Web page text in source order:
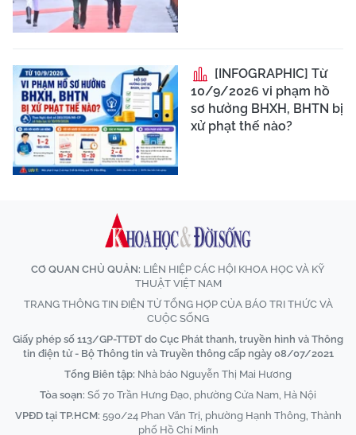
[INFOGRAPHIC] Từ
10/9/2026 vi phạm hồ
sơ hưởng BHXH, BHTN bị
xử phạt thế nào?
CƠ QUAN CHỦ QUẢN: LIÊN HIỆP CÁC HỘI KHOA HỌC VÀ KỸ
THUẬT VIỆT NAM
TRANG THÔNG TIN ĐIỆN TỬ TỔNG HỢP CỦA BÁO TRI THỨC VÀ
CUỘC SỐNG
Giấy phép số 113/GP-TTĐT do Cục Phát thanh, truyền hình và Thông
tin điện tử - Bộ Thông tin và Truyền thông cấp ngày 08/07/2021
Tổng Biên tập: Nhà báo Nguyễn Thị Mai Hương
Tòa soạn: Số 70 Trần Hưng Đạo, phường Cửa Nam, Hà Nội
VPĐD tại TP.HCM: 590/24 Phan Văn Trị, phường Hạnh Thông, Thành
phố Hồ Chí Minh